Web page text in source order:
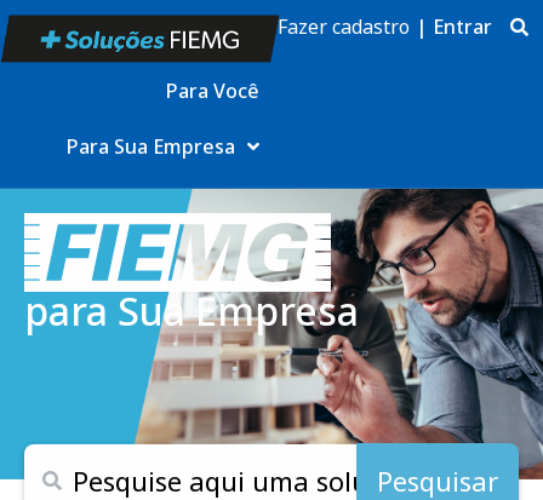
Para Você
Para Sua Empresa
Fazer cadastro | Entrar
para Sua Empresa
Pesquisar